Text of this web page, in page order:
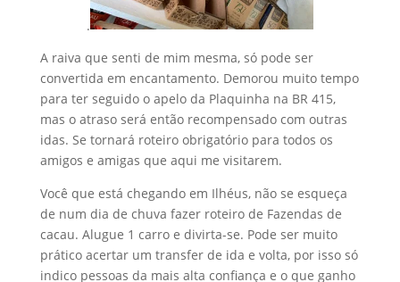
.
A raiva que senti de mim mesma, só pode ser
convertida em encantamento. Demorou muito tempo
para ter seguido o apelo da Plaquinha na BR 415,
mas o atraso será então recompensado com outras
idas. Se tornará roteiro obrigatório para todos os
amigos e amigas que aqui me visitarem.
Você que está chegando em Ilhéus, não se esqueça
de num dia de chuva fazer roteiro de Fazendas de
cacau. Alugue 1 carro e divirta-se. Pode ser muito
prático acertar um transfer de ida e volta, por isso só
indico pessoas da mais alta confiança e o que ganho